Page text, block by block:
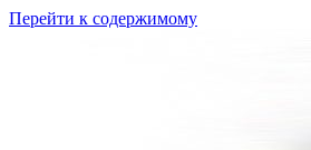
Перейти к содержимому